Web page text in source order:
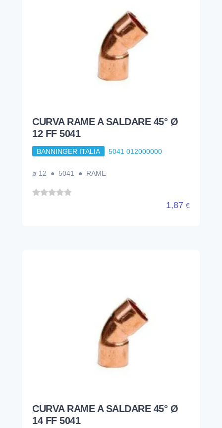
CURVA RAME A SALDARE 45° Ø
12 FF 5041
BANNINGER ITALIA 5041 012000000
ø 12 ● 5041 ● RAME
1,87 €
CURVA RAME A SALDARE 45° Ø
14 FF 5041